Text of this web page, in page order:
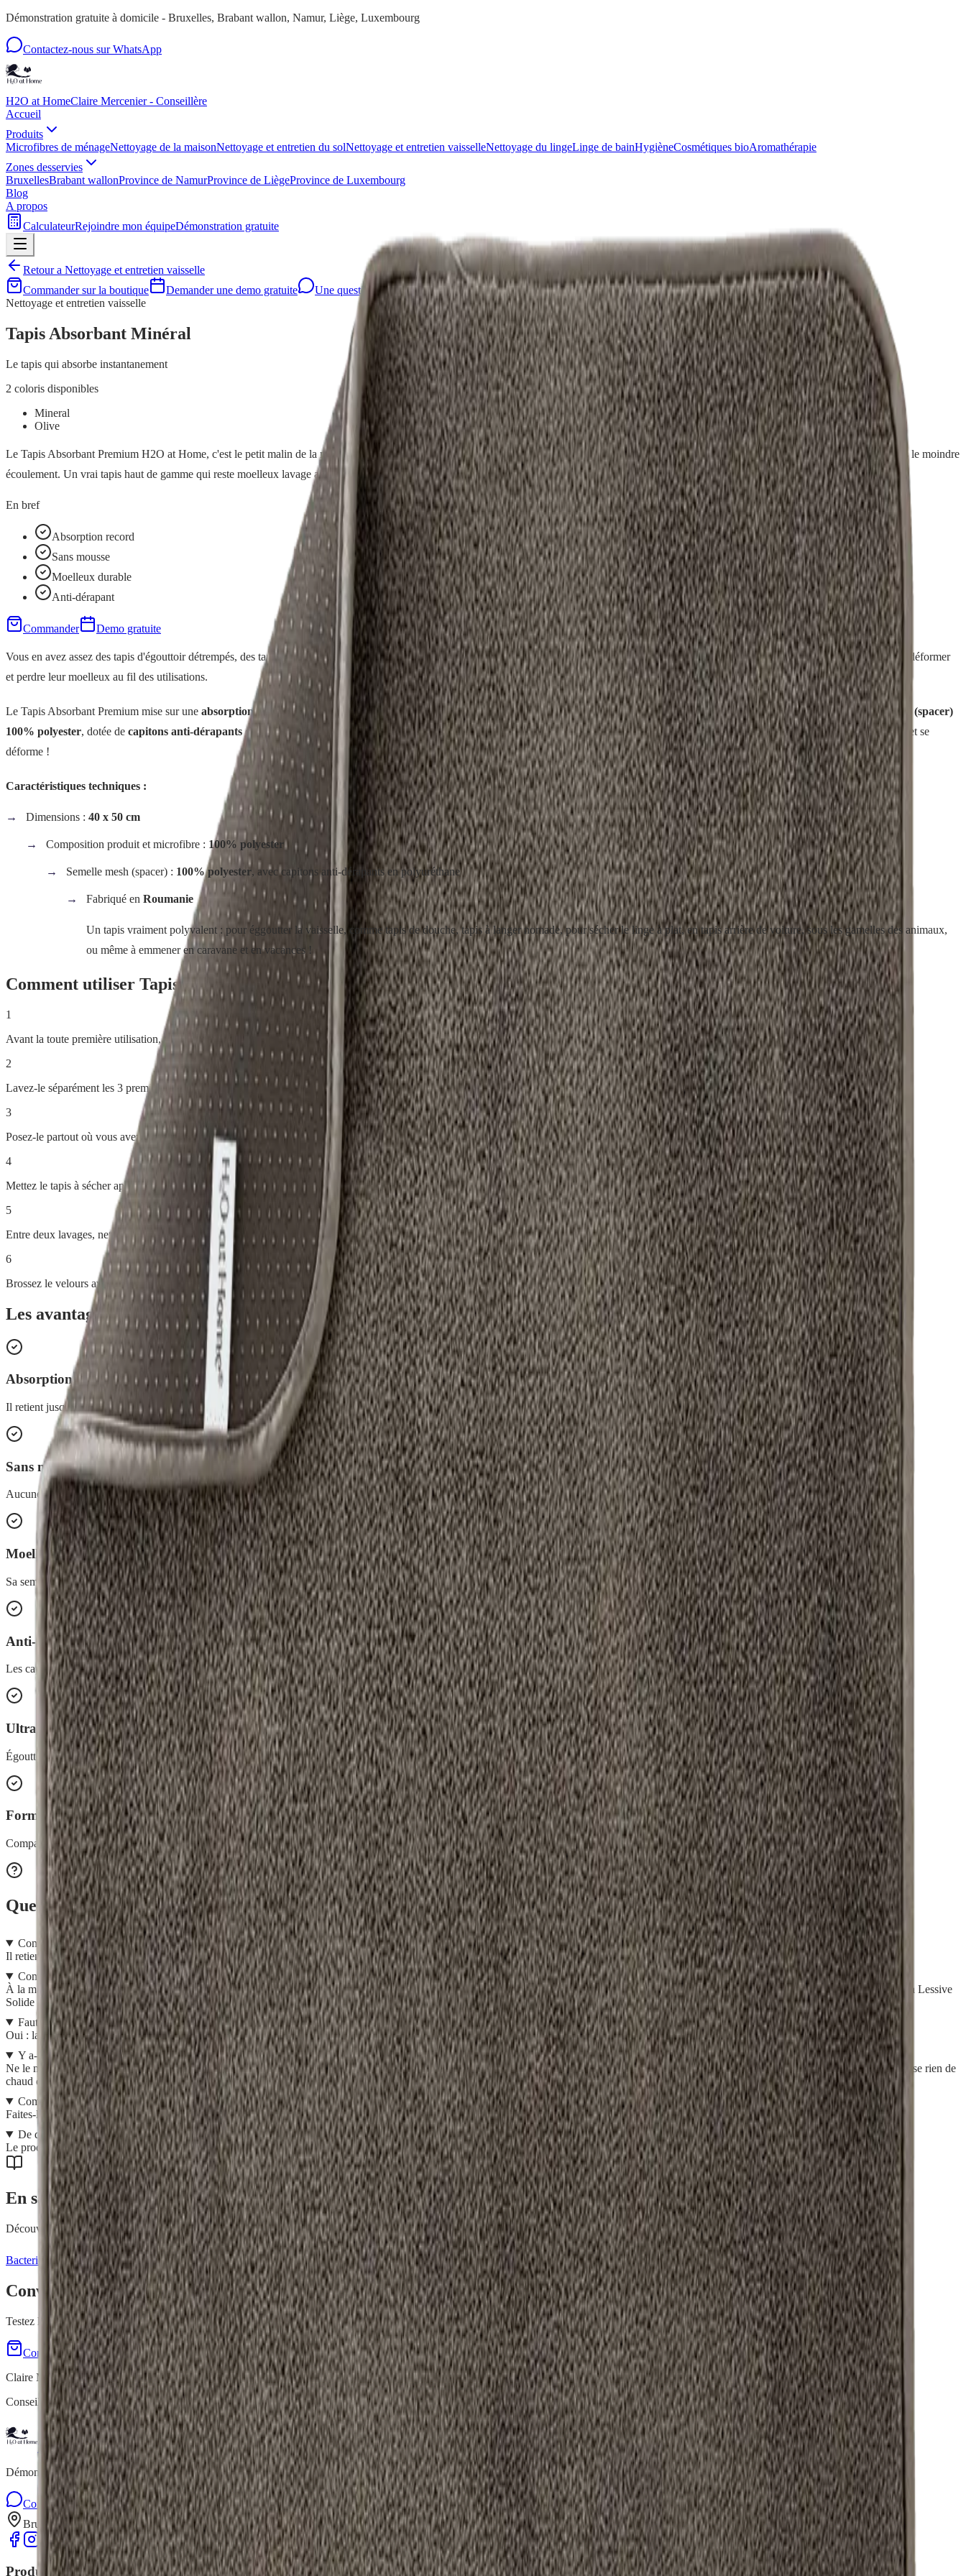
Démonstration gratuite à domicile - Bruxelles, Brabant wallon, Namur, Liège, Luxembourg
Contactez-nous sur WhatsApp
H2O at HomeClaire Mercenier - Conseillère
Accueil
Produits
Microfibres de ménageNettoyage de la maisonNettoyage et entretien du solNettoyage et entretien vaisselleNettoyage du lingeLinge de bainHygièneCosmétiques bioAromathérapie
Zones desservies
BruxellesBrabant wallonProvince de NamurProvince de LiègeProvince de Luxembourg
Blog
A propos
CalculateurRejoindre mon équipeDémonstration gratuite
Retour a Nettoyage et entretien vaisselle
Commander sur la boutique
Demander une demo gratuite
Une question ? WhatsApp
Nettoyage et entretien vaisselle
Tapis Absorbant Minéral
Le tapis qui absorbe instantanement
2 coloris disponibles
Mineral
Olive
Le Tapis Absorbant Premium H2O at Home, c'est le petit malin de la maison : il se pose partout où on a besoin d'absorber l'eau. Hyper absorbant, sans mousse, il retient jusqu'à un demi-litre d'eau sans le moindre
écoulement. Un vrai tapis haut de gamme qui reste moelleux lavage après lavage.
En bref
Absorption record
Sans mousse
Moelleux durable
Anti-dérapant
Commander Demo gratuite
Vous en avez assez des tapis d'égouttoir détrempés, des tapis de douche qui s'aplatissent avec le temps, ou de ne pas savoir où poser la vaisselle qui sèche ? Les tapis à mousse classique finissent par se déformer
et perdre leur moelleux au fil des utilisations.
Le Tapis Absorbant Premium mise sur une absorption record : il retient jusqu'à 1/2 litre d'eau sans écoulement, et celasans aucune mousse à l'intérieur. Sa grande force, c'est sasemelle en mesh (spacer)
100% polyester, dotée de capitons anti-dérapants en polyuréthane
, qui garantit à la fois une bonne tenue au sol et tout son moelleux, lavage après lavage. Finie la traditionnelle mousse qui s'aplatit et se
déforme !
Caractéristiques techniques :
Dimensions : 40 x 50 cm
Composition produit et microfibre : 100% polyester
Semelle mesh (spacer) : 100% polyester, avec capitons anti-dérapants en polyuréthane
Fabriqué en Roumanie
Un tapis vraiment polyvalent : pour éggoutter la vaisselle, comme tapis de douche, tapis à langer nomade, pour sécher le linge à plat, en tapis arrière de voiture, sous les gamelles des animaux,
ou même à emmener en caravane et en vacances !
Comment utiliser Tapis Absorbant Minéral ?
1
Avant la toute première utilisation, lavez le tapis en respectant les instructions de lavage.
2
Lavez-le séparément les 3 premières fois pour éviter tout risque de dégorgement.
3
Posez-le partout où vous avez besoin d'absorber l'eau : égouttoir, douche, sous les gamelles, dans la voiture, etc.
4
Mettez le tapis à sécher après chaque utilisation : ne le laissez jamais en boule ni dans un coin imbibé d'eau.
5
Entre deux lavages, nettoyez-le au besoin avec un Duopad mouillé (savonné avec du Netépur si nécessaire).
6
Brossez le velours avec la Coccinelle Picot après chaque lavage pour lui rendre douceur et moelleux.
Les avantages de Tapis Absorbant Minéral
Absorption record
Il retient jusqu'à 1/2 litre d'eau sans le moindre écoulement.
Sans mousse
Aucune mousse à l'intérieur : rien qui s'aplatisse ou se déforme avec le temps.
Moelleux durable
Sa semelle mesh 100% polyester conserve son moelleux lavage après lavage.
Anti-dérapant
Les capitons anti-dérapants assurent une bonne tenue là où vous le posez.
Ultra-polyvalent
Égouttoir, douche, tapis à langer, voiture, gamelles d'animaux, séchage du linge à plat...
Format nomade
Compact en 40 x 50 cm, il vous suit en caravane comme en vacances.
Questions fréquentes
Combien d'eau le tapis peut-il absorber ?
Il retient jusqu'à un demi-litre d'eau sans aucun écoulement, et cela sans mousse à l'intérieur. C'est vraiment sa prouesse !
Comme le laver ?
À la main : passez-le sous l'eau chaude, savonnez avec le savon Netépur, rincez abondamment, essorez bien et laissez sécher. En machine : placez-le velours face au tambour, lavez de préférence avec la Lessive
Solide H2O at Home à partir de 40°C, essorage minimum 1000 t/min. Sans adoucissant ni javel, et sans repassage.
Faut-il des précautions les premières fois ?
Oui : lavez le tapis avant la toute première utilisation, et lavez-le séparément les 3 premières fois pour éviter tout risque de dégorgement.
Y a-t-il des choses à ne surtout pas faire ?
Ne le mettez jamais en contact d'une surface chaude, sinon la microfibre fond. On ne le pose donc pas sur une grille de four, une plaque vitrocéramique, une gazinière ou un sèche-serviettes, et on ne pose rien de
chaud dessus (cocotte, plat du four).
Comment garder son moelleux dans le temps ?
Faites-le bien sécher entre chaque utilisation, ne le laissez pas en boule, et brossez le velours avec la Coccinelle Picot après chaque lavage pour conserver sa douceur.
De quoi est-il fait et où est-il fabriqué ?
Le produit et la microfibre sont en 100% polyester, avec une semelle mesh (spacer) 100% polyester dotée de capitons en polyuréthane. Il est fabriqué en Roumanie et mesure 40 x 50 cm.
En savoir plus
Découvrez nos conseils et astuces pour tirer le meilleur parti de vos produits H2O at Home.
Bacteries dans la cuisineVaisselle écologiqueCreme a recurer naturelleVinaigre et bicarbonateDésinfecter sans javelTous nos articles
Convaincu(e) parTapis Absorbant Minéral?
Testez l'absorption magique ! Demo gratuite.
Commander maintenant
Demo gratuite à domicile
Claire Mercenier
Conseillère Indépendante H2O at Home
H2O at Home
Démonstrations gratuites de produits de nettoyage écologiques à domicile à Bruxelles, en Brabant wallon, Namur, Liège et Luxembourg.
Contactez-nous sur WhatsApp
Formulaire de contact
Bruxelles, Brabant wallon, Namur, Liège, Luxembourg
Produits